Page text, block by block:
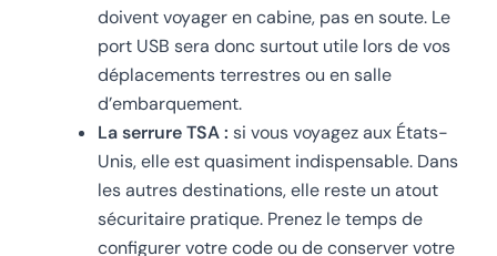
doivent voyager en cabine, pas en soute. Le
port USB sera donc surtout utile lors de vos
déplacements terrestres ou en salle
d’embarquement.
La serrure TSA : si vous voyagez aux États-
Unis, elle est quasiment indispensable. Dans
les autres destinations, elle reste un atout
sécuritaire pratique. Prenez le temps de
configurer votre code ou de conserver votre